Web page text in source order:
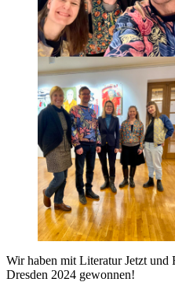
Wir haben mit Literatur Jetzt
Dresden 2024 gewonnen!